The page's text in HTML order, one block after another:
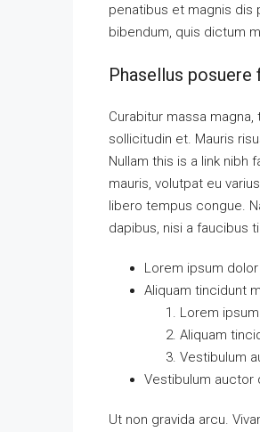
penatibus et magnis dis
bibendum, quis dictum
Phasellus
Curabitur massa
sollicitudin et. Mauris
Nullam this is a link nibh
mauris, volutpat eu
libero tempus congue.
dapibus, nisi a faucibus
Lorem ipsum
Aliquam tincidunt
Lorem
Aliquam
Vestibulum
Vestibulum auctor
Ut non gravida arcu.